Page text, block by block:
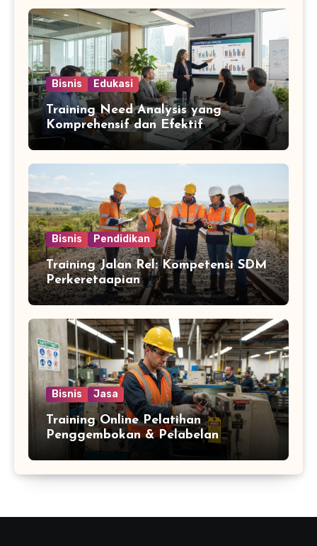
Bisnis Edukasi
Training Need Analysis yang
Komprehensif dan Efektif
Bisnis Pendidikan
Training Jalan Rel: Kompetensi SDM
Perkeretaapian
Bisnis Jasa
Training Online Pelatihan
Penggembokan & Pelabelan